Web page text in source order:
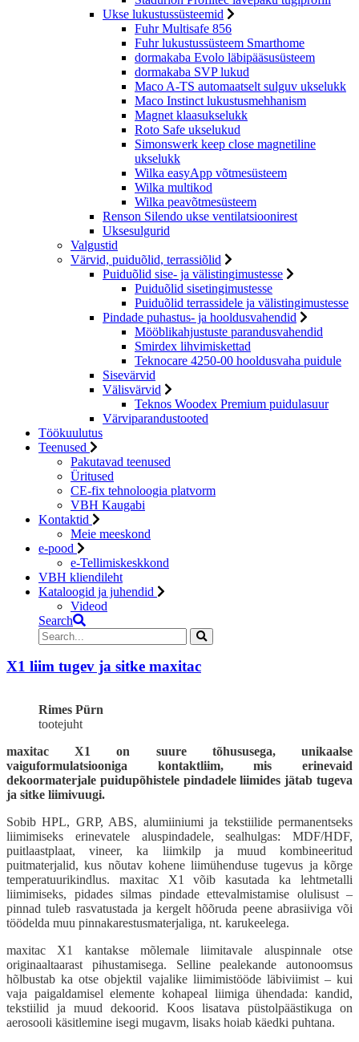
Ukse lukustussüsteemid
Fuhr Multisafe 856
Fuhr lukustussüsteem Smarthome
dormakaba Evolo läbipääsusüsteem
dormakaba SVP lukud
Maco A-TS automaatselt sulguv ukselukk
Maco Instinct lukustusmehhanism
Magnet klaasukselukk
Roto Safe ukselukud
Simonswerk keep close magnetiline
ukselukk
Wilka easyApp võtmesüsteem
Wilka multikod
Wilka peavõtmesüsteem
Renson Silendo ukse ventilatsioonirest
Uksesulgurid
Valgustid
Värvid, puiduõlid, terrassiõlid
Puiduõlid sise- ja välistingimustesse
Puiduõlid sisetingimustesse
Puiduõlid terrassidele ja välistingimustesse
Pindade puhastus- ja hooldusvahendid
Mööblikahjustuste parandusvahendid
Smirdex lihvimiskettad
Teknocare 4250-00 hooldusvaha puidule
Sisevärvid
Välisvärvid
Teknos Woodex Premium puidulasuur
Värviparandustooted
Töökuulutus
Teenused
Pakutavad teenused
Üritused
CE-fix tehnoloogia platvorm
VBH Kaugabi
Kontaktid
Meie meeskond
e-pood
e-Tellimiskeskkond
VBH kliendileht
Kataloogid ja juhendid
Videod
Search
X1 liim tugev ja sitke maxitac
Rimes Pürn
tootejuht
maxitac X1 on suure tõhususega, unikaalse
vaiguformulatsiooniga kontaktliim, mis erinevaid
dekoormaterjale puidupõhistele pindadele liimides jätab tugeva
ja sitke liimivuugi.
Sobib HPL, GRP, ABS, alumiiniumi ja tekstiilide permanentseks
liimimiseks erinevatele aluspindadele, sealhulgas: MDF/HDF,
puitlaastplaat, vineer, ka liimkilp ja muud kombineeritud
puitmaterjalid, kus nõutav kohene liimühenduse tugevus ja kõrge
temperatuurikindlus. maxitac X1 võib kasutada ka lehtmetalli
liimimiseks, pidades silmas pindade ettevalmistamise olulisust –
pinnad tuleb rasvatustada ja kergelt hõõruda peene abrasiiviga või
töödelda muu pinnakarestusmaterjaliga, nt. karukeelega.
maxitac X1 kantakse mõlemale liimitavale aluspinnale otse
originaaltaarast pihustamisega. Selline pealekande autonoomsus
hõlbustab ka otse objektil vajalike liimimistööde läbiviimist – kui
vaja paigaldamisel elemente kohapeal liimiga ühendada: kandid,
tekstiilid ja muud dekoorid. Koos lisatava püstolpäästikuga on
aerosooli käsitlemine isegi mugavm, lisaks hoiab käedki puhtana.